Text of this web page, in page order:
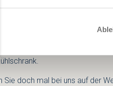
ein, bis die Beeren
zum Schluss einen
doch mal bei uns auf der